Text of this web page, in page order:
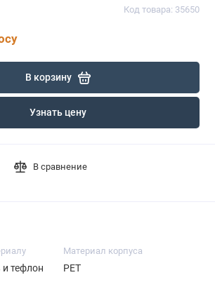
Код товара: 35650
В корзину
Узнать цену
В сравнение
тефлон
Материал корпуса
PET